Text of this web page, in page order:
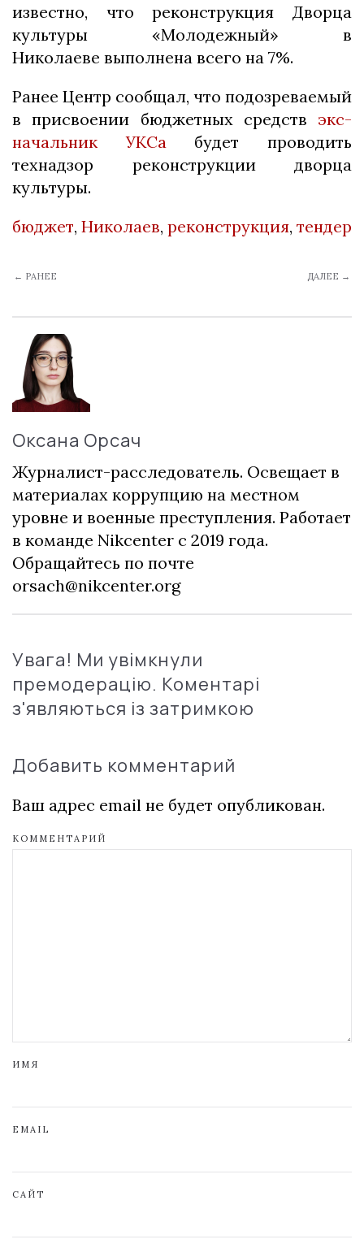
известно, что реконструкция Дворца
культуры «Молодежный» в
Николаеве выполнена всего на 7%.
Ранее Центр сообщал, что подозреваемый
в присвоении бюджетных средств экс-
начальник УКСа будет проводить
технадзор реконструкции дворца
культуры.
бюджет, Николаев, реконструкция, тендер
← РАНЕЕ ДАЛЕЕ →
Оксана Орсач
Журналист-расследователь. Освещает в
материалах коррупцию на местном
уровне и военные преступления. Работает
в команде Nikcenter с 2019 года.
Обращайтесь по почте
orsach@nikcenter.org
Увага! Ми увімкнули
премодерацію. Коментарі
з'являються із затримкою
Добавить комментарий
Ваш адрес email не будет опубликован.
КОММЕНТАРИЙ
ИМЯ
EMAIL
САЙТ